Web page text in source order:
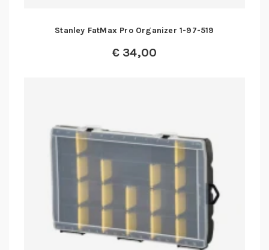
Stanley FatMax Pro Organizer 1-97-519
€ 34,00